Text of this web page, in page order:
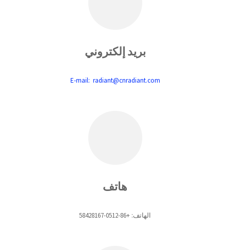
بريد إلكتروني
E-mail: radiant@cnradiant.com
هاتف
الهاتف: +86-0512-58428167